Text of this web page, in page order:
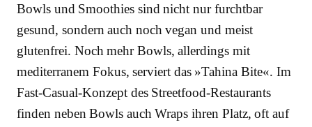
Bowls und Smoothies sind nicht nur furchtbar
gesund, sondern auch noch vegan und meist
glutenfrei. Noch mehr Bowls, allerdings mit
mediterranem Fokus, serviert das »Tahina Bite«. Im
Fast-Casual-Konzept des Streetfood-Restaurants
finden neben Bowls auch Wraps ihren Platz, oft auf